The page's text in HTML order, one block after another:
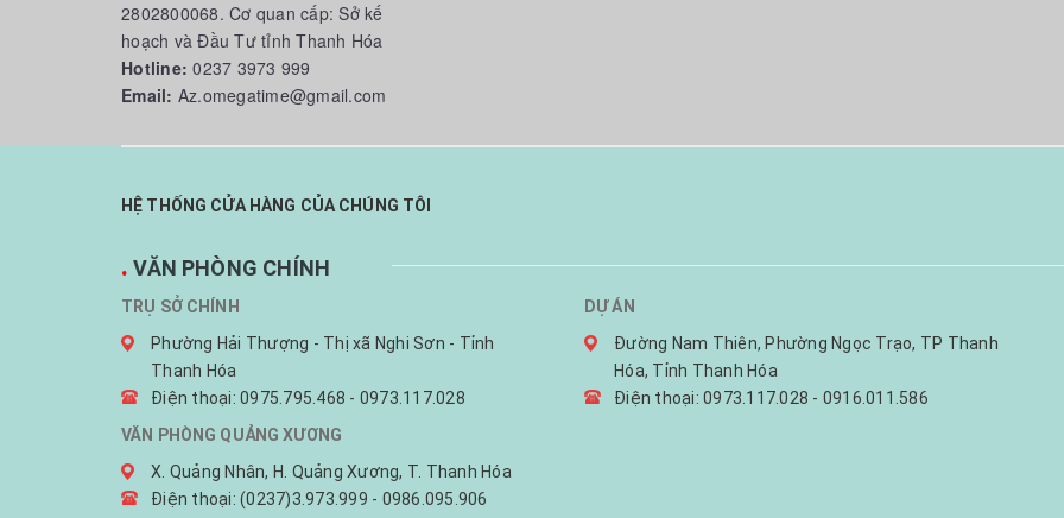
2802800068. Cơ quan cấp: Sở kế
hoạch và Đầu Tư tỉnh Thanh Hóa
Hotline:0237 3973 999
Email: Az.omegatime@gmail.com
HỆ THỐNG CỬA HÀNG CỦA CHÚNG TÔI
. VĂN PHÒNG CHÍNH
TRỤ SỞ CHÍNH
Phường Hải Thượng - Thị xã Nghi Sơn - Tỉnh
Thanh Hóa
Điện thoại: 0975.795.468 - 0973.117.028
DỰ ÁN
Đường Nam Thiên, Phường Ngọc Trạo, TP Thanh
Hóa, Tỉnh Thanh Hóa
Điện thoại: 0973.117.028 - 0916.011.586
VĂN PHÒNG QUẢNG XƯƠNG
X. Quảng Nhân, H. Quảng Xương, T. Thanh Hóa
Điện thoại: (0237)3.973.999 - 0986.095.906